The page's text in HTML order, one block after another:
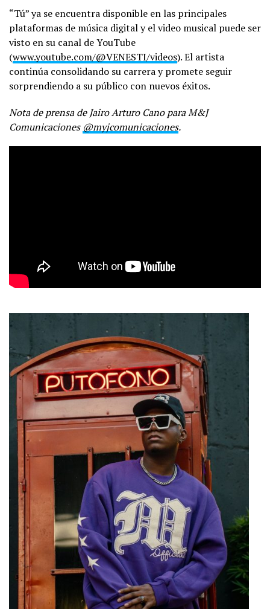
“Tú” ya se encuentra disponible en las principales
plataformas de música digital y el video musical puede ser
visto en su canal de YouTube
(www.youtube.com/@VENESTI/videos). El artista
continúa consolidando su carrera y promete seguir
sorprendiendo a su público con nuevos éxitos.
Nota de prensa de Jairo Arturo Cano para M&J
Comunicaciones @myjcomunicaciones.